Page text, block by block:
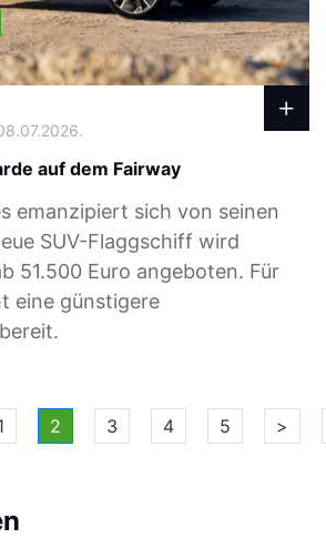
auf dem Fairway
emanzipiert sich von seinen
SUV-Flaggschiff wird
51.500 Euro angeboten. Für
eine günstigere
2 3 4 5 >